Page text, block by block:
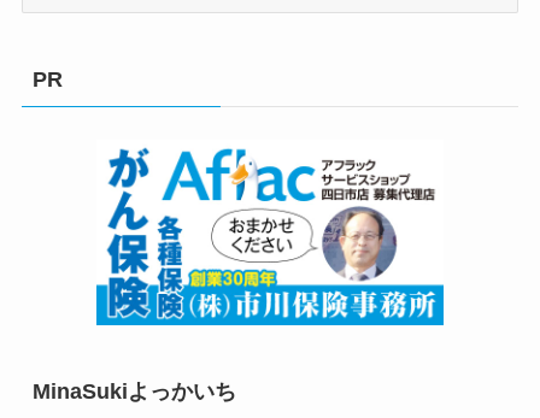
PR
MinaSukiよっかいち